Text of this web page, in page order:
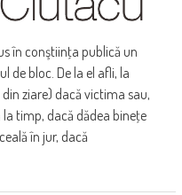
în conştiinţa publică un
de bloc. De la el afli, la
ziare) dacă victima sau,
timp, dacă dădea bineţe
în jur, dacă